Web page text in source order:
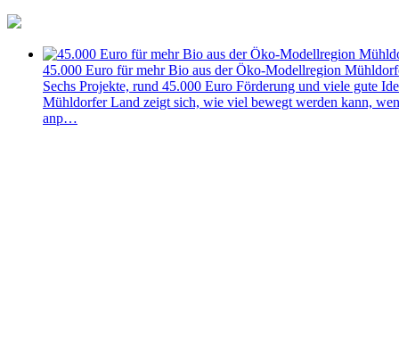
45.000 Euro für mehr Bio aus der Öko-Modellregion
Sechs Projekte, rund 45.000 Euro Förderung und viele gute
Mühldorfer Land zeigt sich, wie viel bewegt werden kann,
anp…